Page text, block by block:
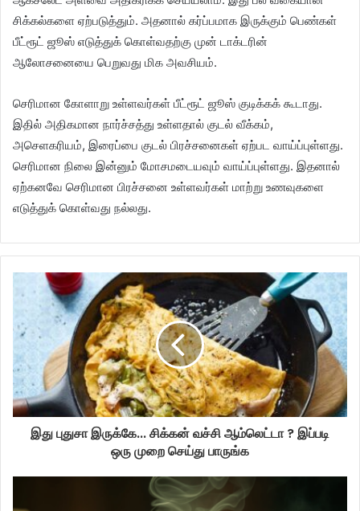
சிக்கல்களை ஏற்படுத்தும். அதனால் கர்ப்பமாக இருக்கும் பெண்கள்
பீட்ரூட் ஜூஸ் எடுத்துக் கொள்வதற்கு முன் டாக்டரின்
ஆலோசனையை பெறுவது மிக அவசியம்.
செரிமான கோளாறு உள்ளவர்கள் பீட்ரூட் ஜூஸ் குடிக்கக் கூடாது.
இதில் அதிகமான நார்ச்சத்து உள்ளதால் குடல் வீக்கம்,
அசெளகரியம், இரைப்பை குடல் பிரச்சனைகள் ஏற்பட வாய்ப்புள்ளது.
செரிமான நிலை இன்னும் மோசமடையவும் வாய்ப்புள்ளது. இதனால்
ஏற்கனவே செரிமான பிரச்சனை உள்ளவர்கள் மாற்று உணவுகளை
எடுத்துக் கொள்வது நல்லது.
இது புதுசா இருக்கே... சிக்கன் வச்சி ஆம்லெட்டா ? இப்படி
ஒரு முறை செய்து பாருங்க